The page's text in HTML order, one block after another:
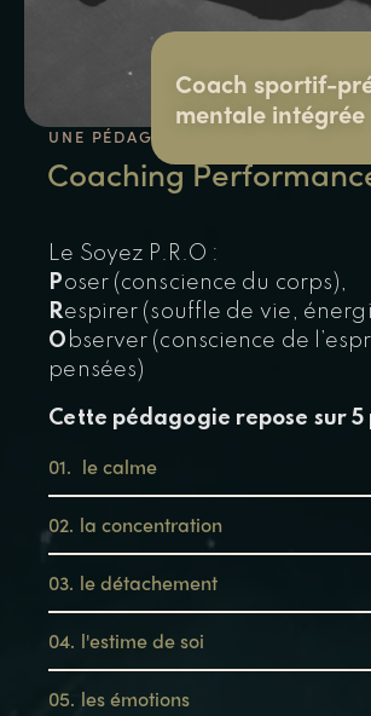
Coach sportif-
mentale intégrée
UNE PÉDAGOGIE PARTICIPATIVE
Coaching
Le Soyez P.R.O :
Poser (conscience du corps),
Respirer (souffle de vie,
O bserver (conscience de
pensées)
​Cette pédagogie repose sur 5
01. le calme
02. la concentration
03. le détachement
04. l'estime de soi
05. les émotions